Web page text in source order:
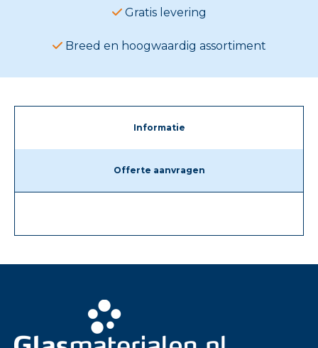
Gratis levering
Breed en hoogwaardig assortiment
Informatie
Offerte aanvragen